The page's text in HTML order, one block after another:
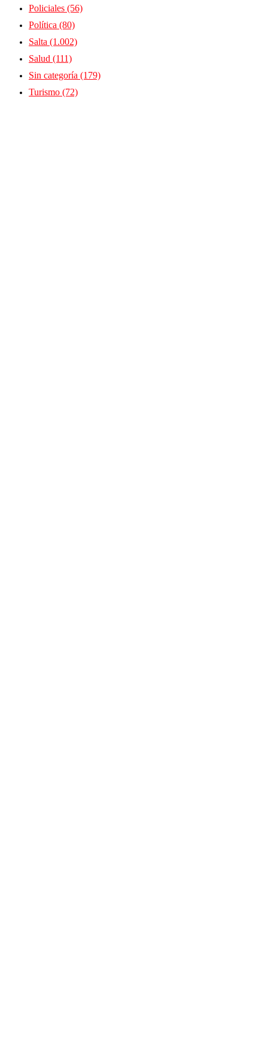
Policiales (56)
Política (80)
Salta (1.002)
Salud (111)
Sin categoría (179)
Turismo (72)